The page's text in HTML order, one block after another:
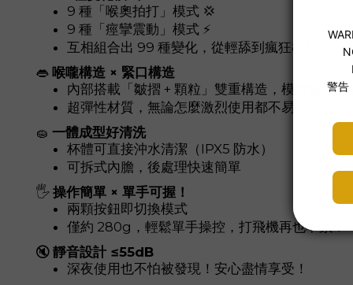
9 種「喉奧拍打」模式 💢
9 種「痙攣震動」模式 ⚡
互相組合出 99 種變化，從輕舔到瘋狂榨精！
👄 喉嚨構造 × 緊口構造
內部搭載「皺摺 + 顆粒」雙重構造，模擬喉嚨深
超彈性材質，無論怎麼激烈使用都不易損壞
🧽 一體成型好清洗
杯體可直接沖水清潔（IPX5 防水）
可拆式內膽，後處理快速簡單
🖐️ 操作簡單 × 單手可握！
兩顆按鈕即切換模式
僅約 280g，輕鬆單手操控，打飛機再也不累！
🔇 靜音設計 ≤55dB
深夜使用也不怕被發現！安心盡情享受！